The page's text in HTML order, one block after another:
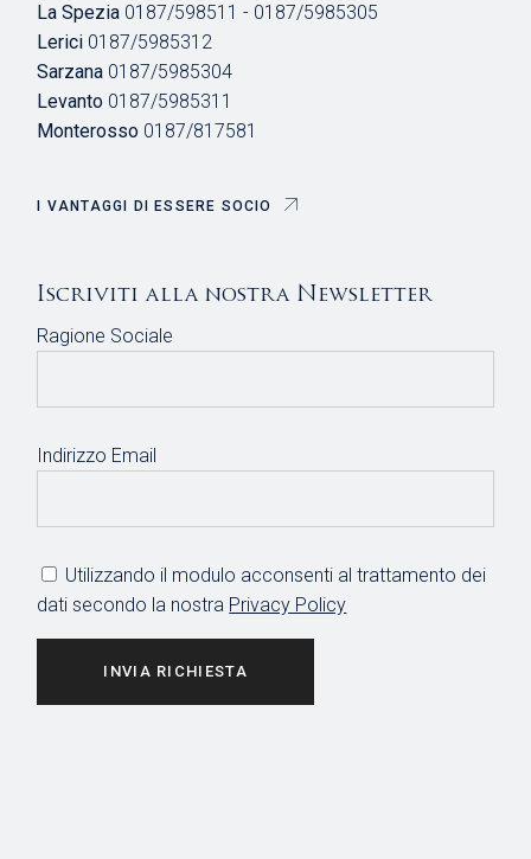
La Spezia 0187/598511 - 0187/5985305
Lerici 0187/5985312
Sarzana 0187/5985304
Levanto 0187/5985311
Monterosso 0187/817581
I VANTAGGI DI ESSERE SOCIO
Iscriviti alla nostra Newsletter
Ragione Sociale
Indirizzo Email
Utilizzando il modulo acconsenti al trattamento dei
dati secondo la nostra Privacy Policy
INVIA RICHIESTA